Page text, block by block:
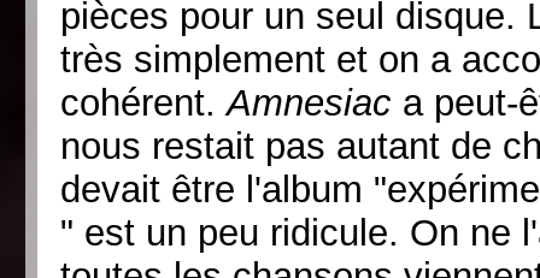
pièces pour un seul disque.
très simplement et on a
cohérent.Amnesiac a peut-
nous restait pas autant de
devait être l'album
" est un peu ridicule. On ne